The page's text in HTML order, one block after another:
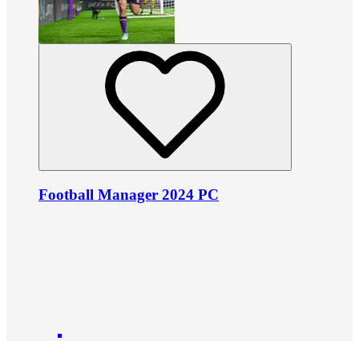
Football Manager 2024 PC